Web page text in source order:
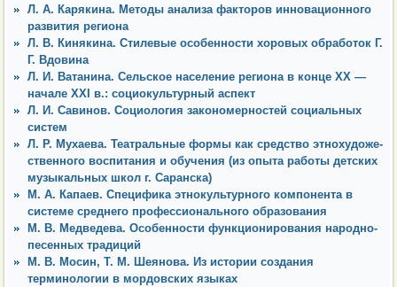
Л. А. Карякина. Методы анализа факторов инновационного
развития региона
Л. В. Кинякина. Стилевые особенности хоровых обработок Г.
Г. Вдовина
Л. И. Ватанина. Сельское население региона в конце XX —
начале XXI в.: социокультурный аспект
Л. И. Савинов. Социология закономерностей социальных
систем
Л. Р. Мухаева. Театральные формы как средство этнохудоже-
ственного воспитания и обучения (из опыта работы детских
музыкальных школ г. Саранска)
М. А. Капаев. Специфика этнокультурного компонента в
системе среднего профессионального образования
М. В. Медведева. Особенности функционирования народно-
песенных традиций
М. В. Мосин, Т. М. Шеянова. Из истории создания
терминологии в мордовских языках